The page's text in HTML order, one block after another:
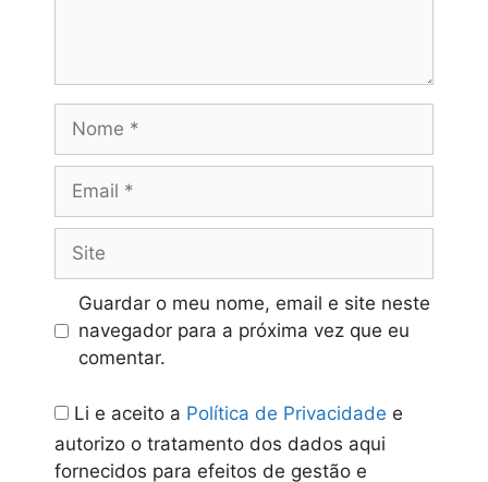
Nome
Email
Site
Guardar o meu nome, email e site neste
navegador para a próxima vez que eu
comentar.
Li e aceito a Política de Privacidade e
autorizo o tratamento dos dados aqui
fornecidos para efeitos de gestão e